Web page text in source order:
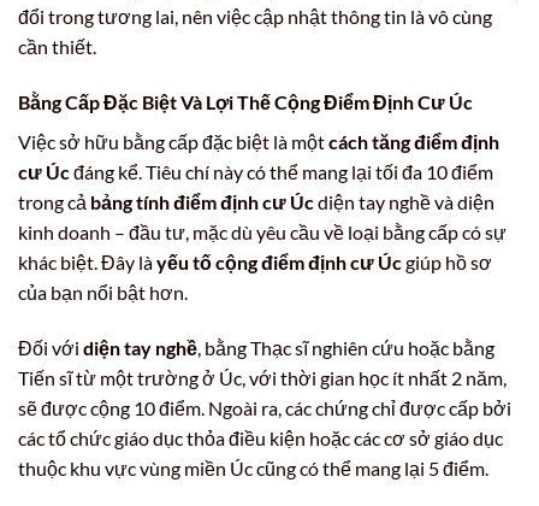
đổi trong tương lai, nên việc cập nhật thông tin là vô cùng
cần thiết.
Bằng Cấp Đặc Biệt Và Lợi Thế Cộng Điểm Định Cư Úc
Việc sở hữu bằng cấp đặc biệt là mộtcách tăng điểm định
cư Úcđáng kể. Tiêu chí này có thể mang lại tối đa 10 điểm
trong cả bảng tính điểm định cư Úcdiện tay nghề và diện
kinh doanh – đầu tư, mặc dù yêu cầu về loại bằng cấp có sự
khác biệt. Đây làyếu tố cộng điểm định cư Úcgiúp hồ sơ
của bạn nổi bật hơn.
Đối với diện tay nghề, bằng Thạc sĩ nghiên cứu hoặc bằng
Tiến sĩ từ một trường ở Úc, với thời gian học ít nhất 2 năm,
sẽ được cộng 10 điểm. Ngoài ra, các chứng chỉ được cấp bởi
các tổ chức giáo dục thỏa điều kiện hoặc các cơ sở giáo dục
thuộc khu vực vùng miền Úc cũng có thể mang lại 5 điểm.